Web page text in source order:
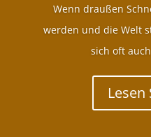
Wenn draußen
werden und die Welt
sich oft
Lesen